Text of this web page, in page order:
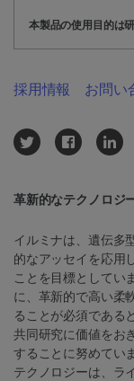
本製品の使用目的は
革新的なテクノロジ
イルミナは、遺伝多
的なアッセイを応用
ことを目標としてい
に、革新的で高い柔
ることが必須である
共同研究に価値をお
することに努めてい
テクノロジーは、ラ
採用情報 お問い